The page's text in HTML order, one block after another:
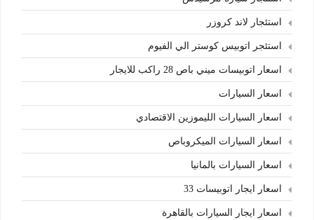
استئجار لاند كروزر
استئجر اتوبيس كوستر الي الفيوم
اسعار اتوبيسات ميني باص 28 راكب للايجار
اسعار السيارات
اسعار السيارات الليموزين الاقتصادي
اسعار السيارات الميكروباص
اسعار السيارات بالمانيا
اسعار ايجار اتوبيسات 33
اسعار ايجار السيارات بالقاهرة